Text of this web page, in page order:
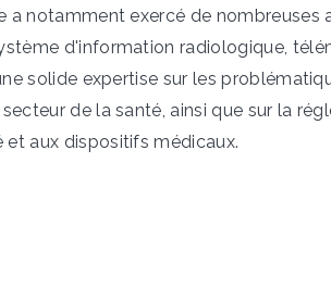
a notamment exercé de nombreuses
d'information radiologique,
solide expertise sur les
de la santé, ainsi que sur la
et aux dispositifs médicaux.